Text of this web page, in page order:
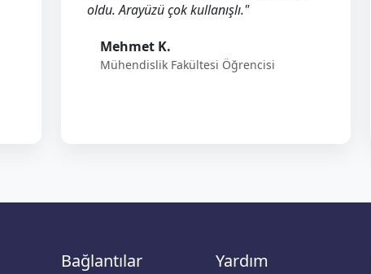
oldu. Arayüzü çok kullanışlı."
Mehmet K.
Mühendislik Fakültesi Öğrencisi
Bağlantılar Yardım